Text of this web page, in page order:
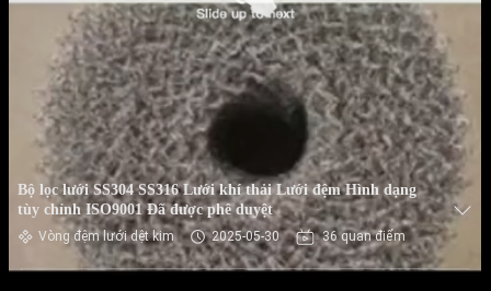
Bộ lọc lưới SS304 SS316 Lưới khí thải Lưới đệm Hình dạng
tùy chỉnh ISO9001 Đã được phê duyệt
Vòng đệm lưới dệt kim 2025-05-30 36 quan điểm